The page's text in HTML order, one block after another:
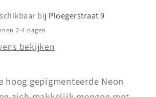
bij Ploegerstraat 9
2-4 dagen
bekijken
hoog gepigmenteerde Neon